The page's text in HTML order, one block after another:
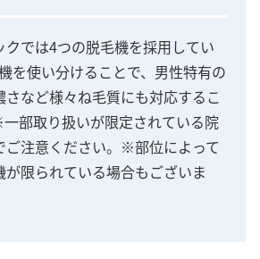
では4つの脱毛機を採用してい
を使い分けることで、男性特有の
など様々ね毛質にも対応するこ
部取り扱いが限定されている院
ご注意ください。※部位によって
限られている場合もございま